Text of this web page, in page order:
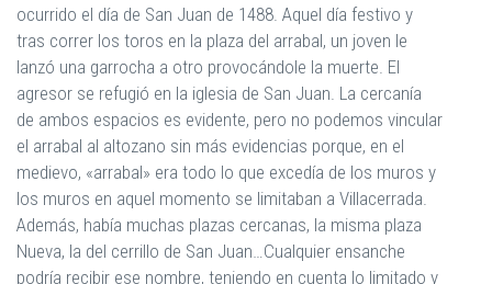
ocurrido el día de San Juan de 1488. Aquel día festivo y
tras correr los toros en la plaza del arrabal, un joven le
lanzó una garrocha a otro provocándole la muerte. El
agresor se refugió en la iglesia de San Juan. La cercanía
de ambos espacios es evidente, pero no podemos vincular
el arrabal al altozano sin más evidencias porque, en el
medievo, «arrabal» era todo lo que excedía de los muros y
los muros en aquel momento se limitaban a Villacerrada.
Además, había muchas plazas cercanas, la misma plaza
Nueva, la del cerrillo de San Juan…Cualquier ensanche
podría recibir ese nombre, teniendo en cuenta lo limitado y